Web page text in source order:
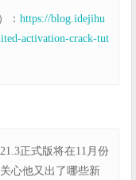
： https://blog.idejihu
activation-crack-tut
正式版将在11月份
心他又出了哪些新